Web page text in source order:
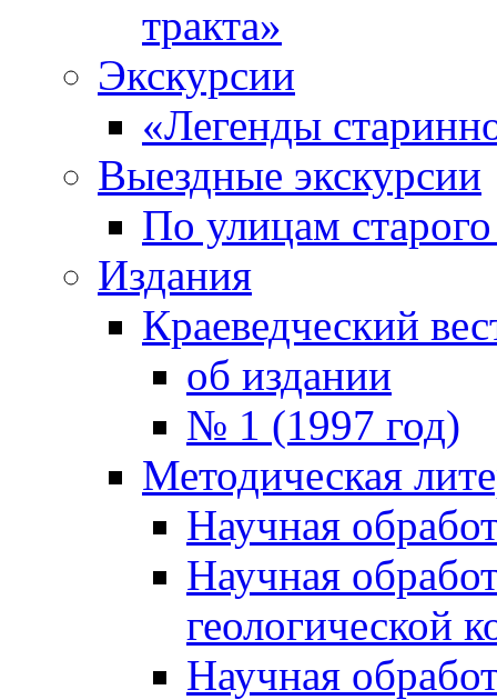
тракта»
Экскурсии
«Легенды
Выездные экскурсии
По улицам
Издания
Краеведческий
об издании
№ 1 (1997 год)
Методическая
Научная
Научная
геологической
Научная